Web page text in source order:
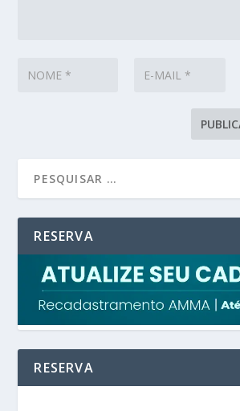
RESERVA
RESERVA